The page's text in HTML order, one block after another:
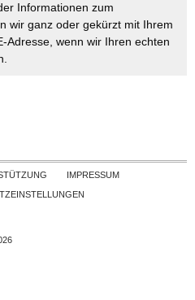
Informationen zum
wir ganz oder gekürzt mit Ihrem
Adresse, wenn wir Ihren echten
Skip to contentIMPRESSUM